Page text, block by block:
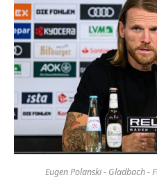
Eugen Polanski - Gladbach -